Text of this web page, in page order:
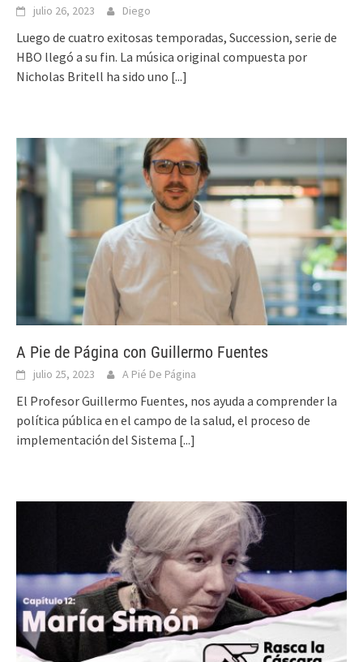
julio 26, 2023 Diego
Luego de cuatro exitosas temporadas, Succession, serie de
HBO llegó a su fin. La música original compuesta por
Nicholas Britell ha sido uno [...]
A Pie de Página con Guillermo Fuentes
julio 25, 2023 A Pié De Página
El Profesor Guillermo Fuentes, nos ayuda a comprender la
política pública en el campo de la salud, el proceso de
implementación del Sistema [...]